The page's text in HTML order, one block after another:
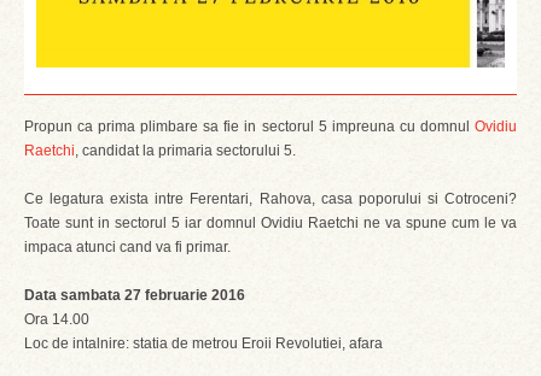
Propun ca prima plimbare sa fie in sectorul 5 impreuna cu domnul Ovidiu
Raetchi, candidat la primaria sectorului 5.
Ce legatura exista intre Ferentari, Rahova, casa poporului si Cotroceni?
Toate sunt in sectorul 5 iar domnul Ovidiu Raetchi ne va spune cum le va
impaca atunci cand va fi primar.
Data sambata 27 februarie 2016
Ora 14.00
Loc de intalnire: statia de metrou Eroii Revolutiei, afara